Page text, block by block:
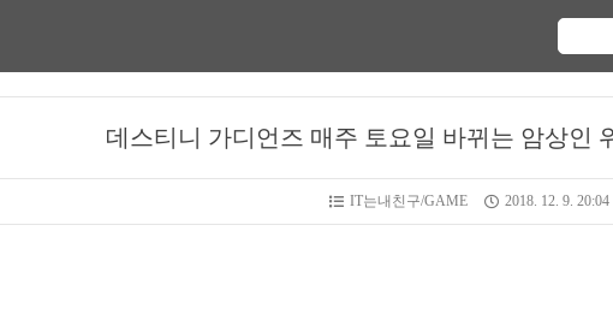
데스티니 가디언즈 매주 토요일 바뀌는 암상인
IT는내친구/GAME 2018. 12. 9. 20:04